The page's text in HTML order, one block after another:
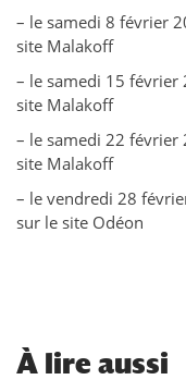
– le samedi 8 février
site Malakoff
– le samedi 15 février
site Malakoff
– le samedi 22 février
site Malakoff
– le vendredi 28
sur le site Odéon
À lire aussi